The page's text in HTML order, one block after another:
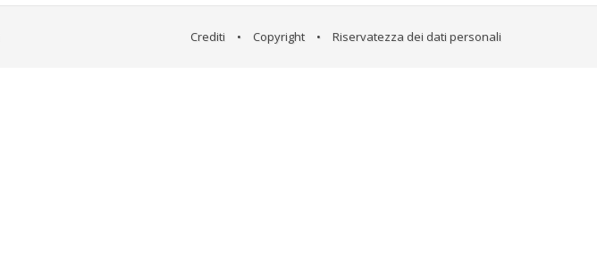
Crediti • Copyright • Riservatezza dei dati personali